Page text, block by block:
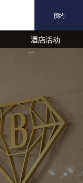
预约
酒店活动